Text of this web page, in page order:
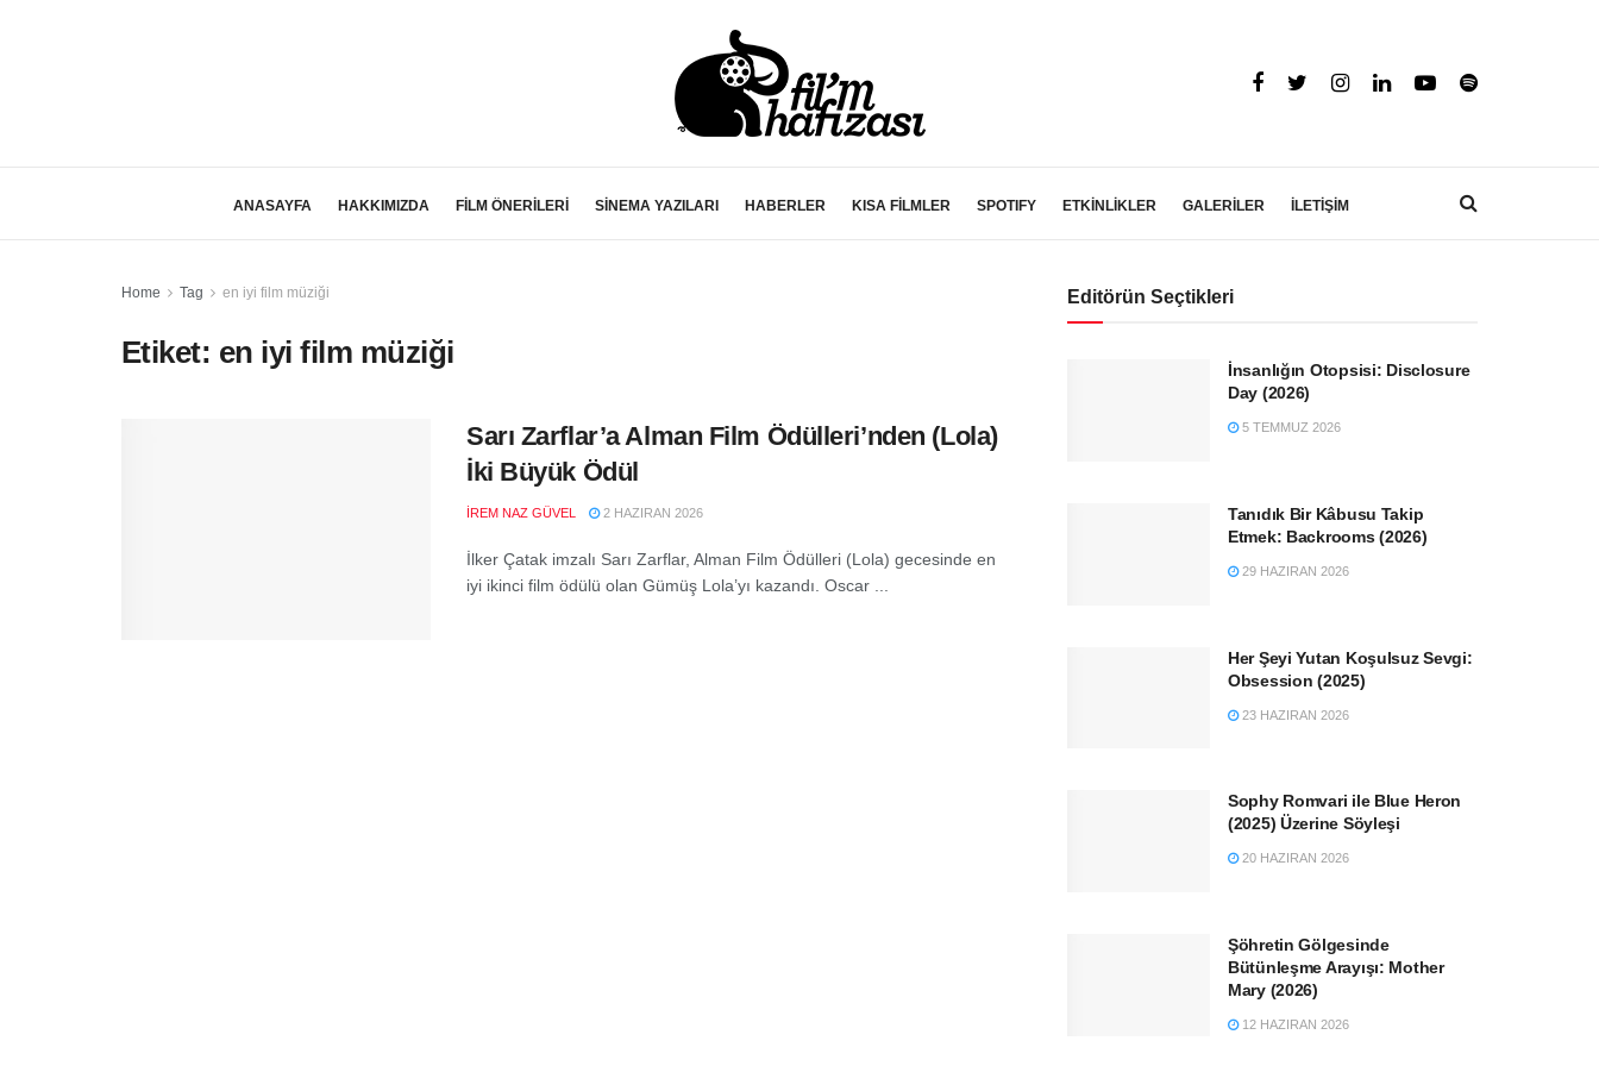
ANASAYFA HAKKIMIZDA FİLM ÖNERİLERİ SİNEMA YAZILARI HABERLER KISA FİLMLER SPOTIFY ETKİNLİKLER GALERİLER İLETİŞİM
Home Tag en iyi film müziği
Etiket: en iyi film müziği
Sarı Zarflar’a Alman Film Ödülleri’nden (Lola)
İki Büyük Ödül
İREM NAZ GÜVEL 2 HAZIRAN 2026
İlker Çatak imzalı Sarı Zarflar, Alman Film Ödülleri (Lola) gecesinde en
iyi ikinci film ödülü olan Gümüş Lola’yı kazandı. Oscar ...
Editörün Seçtikleri
İnsanlığın Otopsisi: Disclosure
Day (2026)
5 TEMMUZ 2026
Tanıdık Bir Kâbusu Takip
Etmek: Backrooms (2026)
29 HAZIRAN 2026
Her Şeyi Yutan Koşulsuz Sevgi:
Obsession (2025)
23 HAZIRAN 2026
Sophy Romvari ile Blue Heron
(2025) Üzerine Söyleşi
20 HAZIRAN 2026
Şöhretin Gölgesinde
Bütünleşme Arayışı: Mother
Mary (2026)
12 HAZIRAN 2026